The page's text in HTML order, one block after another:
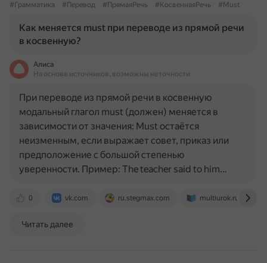
#Грамматика
#Перевод #ПрямаяРечь #КосвеннаяРечь #Must
Как меняется must при переводе из прямой речи
в косвенную?
Алиса
На основе источников, возможны неточности
0 vk.com ru.stegmax.com multiurok.ru
При переводе из прямой речи в косвенную
модальный глагол must (должен) меняется в
зависимости от значения: Must остаётся
неизменным, если выражает совет, приказ или
предположение с большой степенью
уверенности. Пример: The teacher said to him…
Читать далее